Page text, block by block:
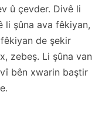
û çevder. Divê li
li şûna ava fêkiyan,
de şekir
zebeş. Li şûna van
bên xwarin baştir